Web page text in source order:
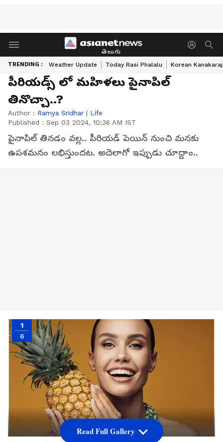
తెలుగు
TRENDING : Weather Update Today Rasi Phalalu Korean
పీరియడ్స్ లో మహిళలు పైనాపిల్
తినొచ్చా..?
Author : Ramya Sridhar | Life
Published : Sep 03 2024, 10:36 AM IST
పైనాపిల్ తినడం వల్ల.. పీరియడ్ పెయిన్ నుంచి మనకు
ఉపశమనం లభిస్తుందట. అదెలాగో ఇప్పుడు చూద్దాం..
1
6
Read Full Gallery